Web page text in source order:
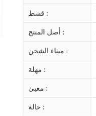
قسط :
أصل المنتج :
ميناء الشحن :
مهلة :
معبئ :
حالة :